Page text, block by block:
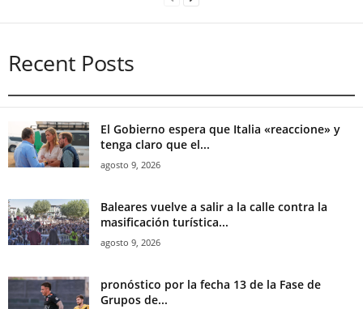
Recent Posts
El Gobierno espera que Italia «reaccione» y
tenga claro que el...
agosto 9, 2026
Baleares vuelve a salir a la calle contra la
masificación turística...
agosto 9, 2026
pronóstico por la fecha 13 de la Fase de
Grupos de...